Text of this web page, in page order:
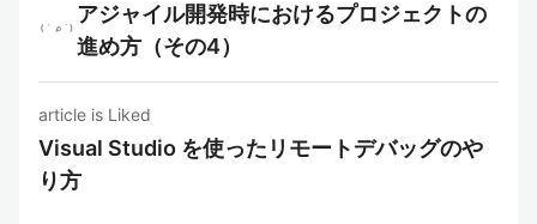
アジャイル開発時におけるプロジェクトの
進め方（その4）
article is Liked
Visual Studio を使ったリモートデバッグのや
り方